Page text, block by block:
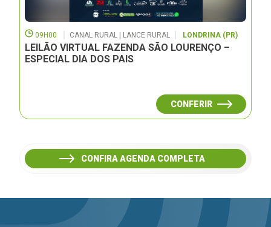
09H00 CANAL RURAL | LANCE RURAL LONDRINA (PR)
LEILÃO VIRTUAL FAZENDA SÃO LOURENÇO –
ESPECIAL DIA DOS PAIS
CONFERIR
CONFIRA AGENDA COMPLETA